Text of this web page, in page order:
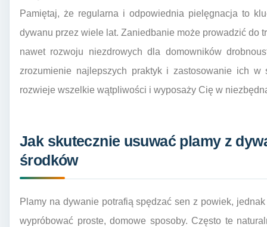
Pamiętaj, że regularna i odpowiednia pielęgnacja to
dywanu przez wiele lat. Zaniedbanie może prowadzić do
nawet rozwoju niezdrowych dla domowników
zrozumienie najlepszych praktyk i zastosowanie ich w
rozwieje wszelkie wątpliwości i wyposaży Cię w
Jak skutecznie usuwać plamy z
środków
Plamy na dywanie potrafią spędzać sen z powiek,
wypróbować proste, domowe sposoby. Często te